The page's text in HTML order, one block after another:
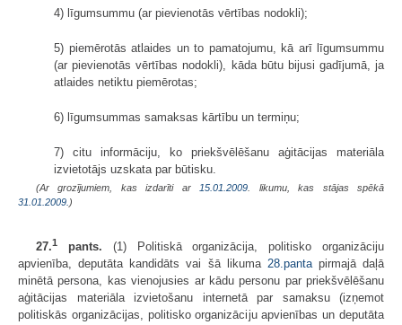
4) līgumsummu (ar pievienotās vērtības nodokli);
5) piemērotās atlaides un to pamatojumu, kā arī līgumsummu
(ar pievienotās vērtības nodokli), kāda būtu bijusi gadījumā, ja
atlaides netiktu piemērotas;
6) līgumsummas samaksas kārtību un termiņu;
7) citu informāciju, ko priekšvēlēšanu aģitācijas materiāla
izvietotājs uzskata par būtisku.
(Ar grozījumiem, kas izdarīti ar 15.01.2009 . likumu, kas stājas spēkā
31.01.2009. )
27.1 pants. (1) Politiskā organizācija, politisko organizāciju
apvienība, deputāta kandidāts vai šā likuma 28.pantapirmajā daļā
minētā persona, kas vienojusies ar kādu personu par priekšvēlēšanu
aģitācijas materiāla izvietošanu internetā par samaksu (izņemot
politiskās organizācijas, politisko organizāciju apvienības un deputāta